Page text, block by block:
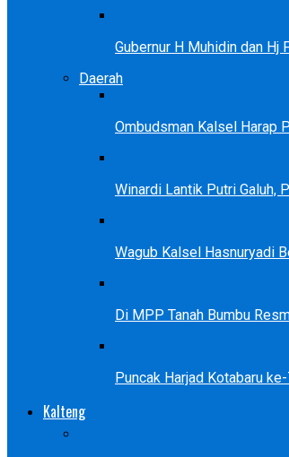
Gubernur H Muhidin dan Hj
Daerah
Ombudsman Kalsel Harap
Winardi Lantik Putri Galuh,
Wagub Kalsel Hasnuryadi
Di MPP Tanah Bumbu
Puncak Harjad Kotabaru
Kalteng